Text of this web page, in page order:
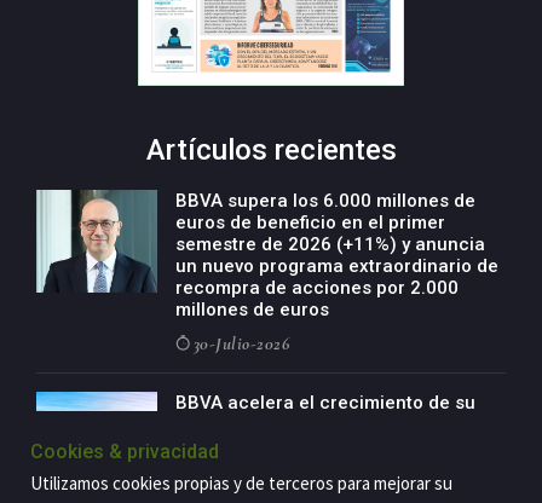
Artículos recientes
BBVA supera los 6.000 millones de
euros de beneficio en el primer
semestre de 2026 (+11%) y anuncia
un nuevo programa extraordinario de
recompra de acciones por 2.000
millones de euros
30-Julio-2026
BBVA acelera el crecimiento de su
de especialización presente en siete
Cookies & privacidad
Utilizamos cookies propias y de terceros para mejorar su